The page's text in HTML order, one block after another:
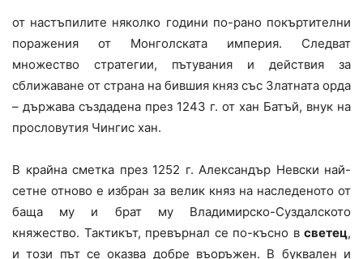
от настъпилите няколко години по-рано покъртителни
поражения от Монголската империя. Следват
множество стратегии, пътувания и действия за
сближаване от страна на бившия княз със Златната орда
– държава създадена през 1243 г. от хан Батъй, внук на
прословутия Чингис хан.
В крайна сметка през 1252 г. Александър Невски най-
сетне отново е избран за велик княз на наследеното от
баща му и брат му Владимирско-Суздалското
княжество. Тактикът, превърнал се по-късно в светец,
и този път се оказва добре въоръжен. В буквален и